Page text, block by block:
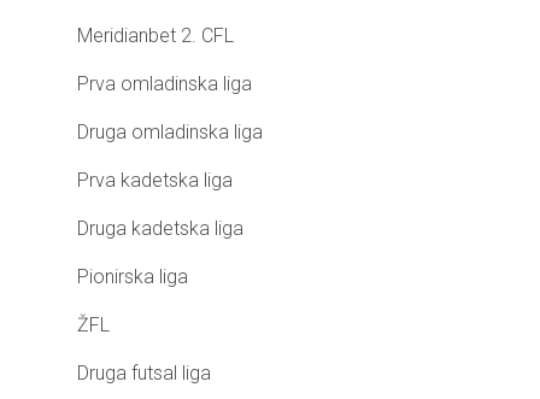
Meridianbet 2. CFL
Prva omladinska liga
Druga omladinska liga
Prva kadetska liga
Druga kadetska liga
Pionirska liga
ŽFL
Druga futsal liga